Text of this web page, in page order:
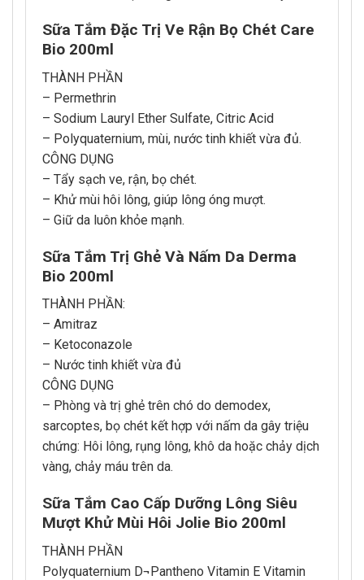
Sữa Tắm Đặc Trị Ve Rận Bọ Chét Care
Bio 200ml
THÀNH PHẦN
– Permethrin
– Sodium Lauryl Ether Sulfate, Citric Acid
– Polyquaternium, mùi, nước tinh khiết vừa đủ.
CÔNG DỤNG
– Tẩy sạch ve, rận, bọ chét.
– Khử mùi hôi lông, giúp lông óng mượt.
– Giữ da luôn khỏe mạnh.
Sữa Tắm Trị Ghẻ Và Nấm Da Derma
Bio 200ml
THÀNH PHẦN:
– Amitraz
– Ketoconazole
– Nước tinh khiết vừa đủ
CÔNG DỤNG
– Phòng và trị ghẻ trên chó do demodex,
sarcoptes, bọ chét kết hợp với nấm da gây triệu
chứng: Hôi lông, rụng lông, khô da hoặc chảy dịch
vàng, chảy máu trên da.
Sữa Tắm Cao Cấp Dưỡng Lông Siêu
Mượt Khử Mùi Hôi Jolie Bio 200ml
THÀNH PHẦN
Polyquaternium D¬Pantheno Vitamin E Vitamin